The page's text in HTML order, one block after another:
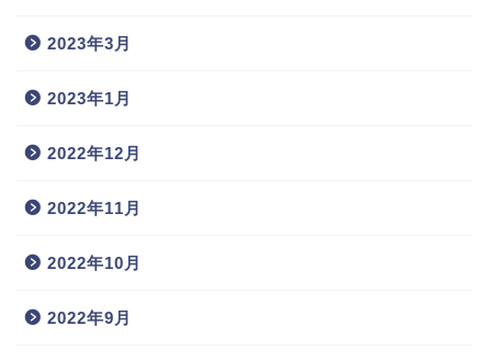
2023年3月
2023年1月
2022年12月
2022年11月
2022年10月
2022年9月